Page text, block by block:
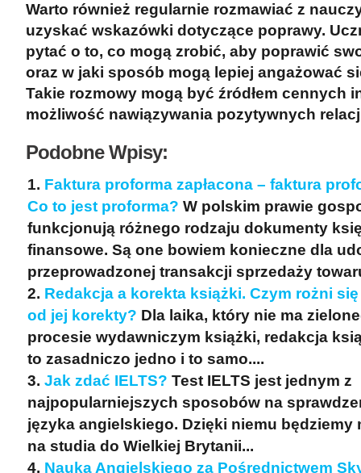
Warto również regularnie rozmawiać z
uzyskać wskazówki dotyczące poprawy.
pytać o to, co mogą zrobić, aby poprawić
oraz w jaki sposób mogą lepiej angażować
Takie rozmowy mogą być źródłem cennych
możliwość nawiązywania pozytywnych
Podobne Wpisy:
Faktura proforma zapłacona – faktura
Co to jest proforma? W polskim prawie
funkcjonują różnego rodzaju dokumenty
finansowe. Są one bowiem konieczne dla
przeprowadzonej transakcji sprzedaży
Redakcja a korekta książki. Czym rożni
od jej korekty? Dla laika, który nie ma
procesie wydawniczym książki, redakcja
to zasadniczo jedno i to samo....
Jak zdać IELTS? Test IELTS jest jednym z
najpopularniejszych sposobów na
języka angielskiego. Dzięki niemu będziemy
na studia do Wielkiej Brytanii...
Nauka Angielskiego za Pośrednictwem